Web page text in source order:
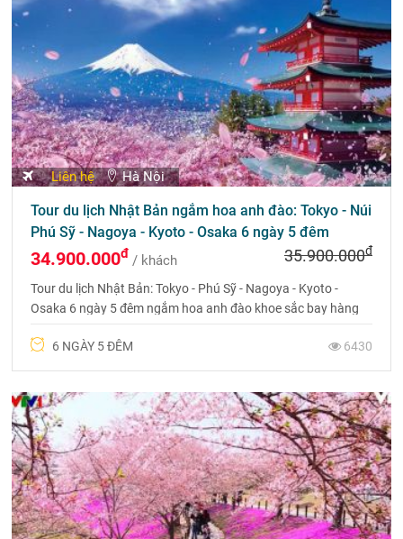
Liên hệ Hà Nội
Tour du lịch Nhật Bản ngắm hoa anh đào: Tokyo - Núi
Phú Sỹ - Nagoya - Kyoto - Osaka 6 ngày 5 đêm
34.900.000đ / khách 35.900.000đ
Tour du lịch Nhật Bản: Tokyo - Phú Sỹ - Nagoya - Kyoto -
Osaka 6 ngày 5 đêm ngắm hoa anh đào khoe sắc bay hàng
6 NGÀY 5 ĐÊM
6430